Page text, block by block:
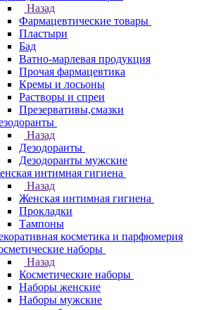
Назад
Фармацевтические товары
Пластыри
Бад
Ватно-марлевая продукция
Прочая фармацевтика
Кремы и лосьоны
Растворы и спреи
Презервативы,смазки
Назад
Дезодоранты
Дезодоранты мужские
интимная гигиена
Назад
Женская интимная гигиена
Прокладки
Тампоны
косметика и парфюмерия
наборы
Назад
Косметические наборы
Наборы женские
Наборы мужские